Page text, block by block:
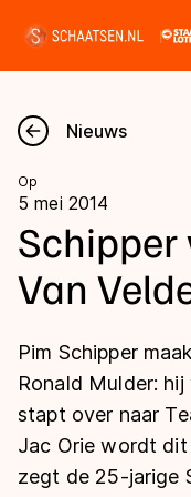
Nieuws
Kalender
Disciplines
Langebaan
Shorttrack
Inlineskaten
Uitslagen
Langebaan
Shorttrack
Marathon
Tijden &
Ranglijsten
Nieuws
Op
5 mei 2014
Schipper
Van
Pim Schipper
Ronald Mulder:
stapt over naar
Jac Orie wordt dit
zegt de 25-jarige